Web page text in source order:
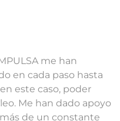
me han
en cada paso hasta
este caso, poder
Me han dado apoyo
de un constante